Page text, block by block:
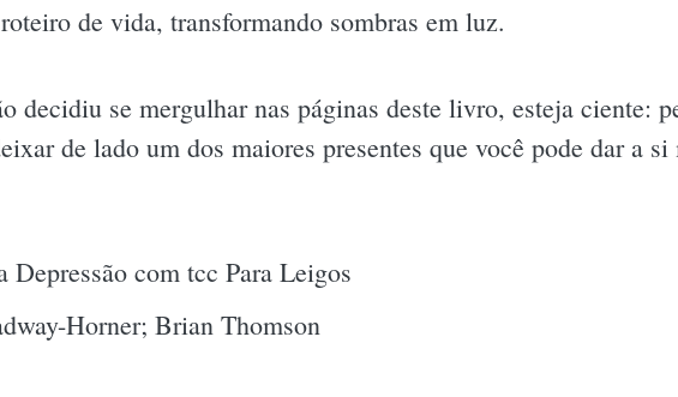
de vida, transformando sombras em luz.
decidiu se mergulhar nas páginas deste livro, esteja ciente:
de lado um dos maiores presentes que você pode dar a
Depressão com tcc Para Leigos
Horner; Brian Thomson